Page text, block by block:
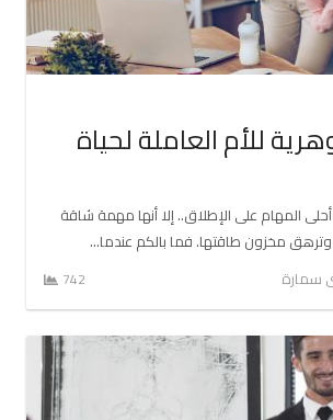
للأم العاملة لحياة
المهام على الإطلاق.. إلا أنها مهمة شاقة
مخزون طاقتها. فما بالكم عندما…
سمارة 742